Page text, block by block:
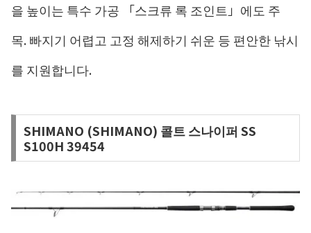
을 높이는 특수 가공 「스크류 록 조인트」에도 주
목. 빠지기 어렵고 고정 해제하기 쉬운 등 편안한 낚시
를 지원합니다.
SHIMANO (SHIMANO) 콜트 스나이퍼 SS
S100H 39454